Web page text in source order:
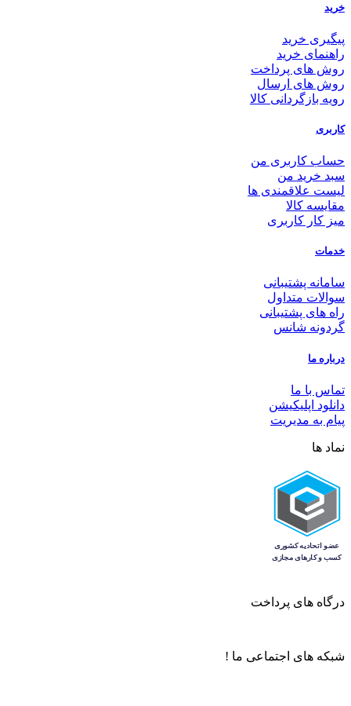
خرید
پیگیری خرید
راهنمای خرید
روش های پرداخت
روش های ارسال
رویه بازگردانی کالا
کاربری
حساب کاربری من
سبد خرید من
لیست علاقمندی ها
مقایسه کالا
میز کار کاربری
خدمات
سامانه پشتیبانی
سوالات متداول
راه های پشتیبانی
گردونه شانس
درباره ما
تماس با ما
دانلود اپلیکیشن
پیام به مدیریت
نماد ها
درگاه های پرداخت
شبکه های اجتماعی ما !